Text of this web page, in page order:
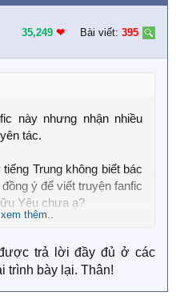
35,249 ❤︎ Bài viết: 395
này nhưng nhận nhiều
tác.
Trung không biết bác
ý để viết truyện fanfic
Yêu chưa ạ?
sự thật không?
thêm..
trả lời đầy đủ ở các
trình bày lại. Thân!